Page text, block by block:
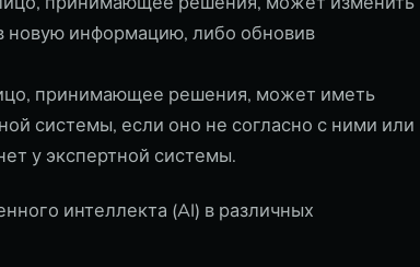
новую информацию, либо обновив
принимающее решения, может иметь
системы, если оно не согласно с ними или
у экспертной системы.
интеллекта (AI) в различных